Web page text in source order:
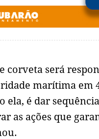
corveta será
marítima em
ela, é dar
as ações que